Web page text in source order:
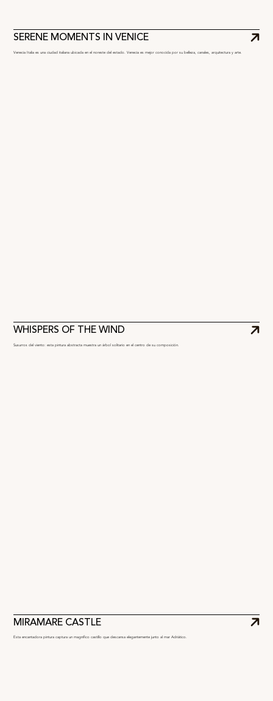
SERENE MOMENTS IN VENICE
Venecia Italia es una ciudad italiana ubicada en el noreste del estado. Venecia es mejor conocida por su belleza, canales, arquitectura y arte.
WHISPERS OF THE WIND
Susurros del viento: esta pintura abstracta muestra un árbol solitario en el centro de su composición.
MIRAMARE CASTLE
Esta encantadora pintura captura un magnífico castillo que descansa elegantemente junto al mar Adriático.